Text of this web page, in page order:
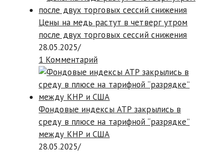
Цены на медь растут в четверг утром
после двух торговых сессий снижения
28.05.2025/
1 Комментарий
Фондовые индексы АТР закрылись в
среду в плюсе на тарифной “разрядке”
между КНР и США
28.05.2025/